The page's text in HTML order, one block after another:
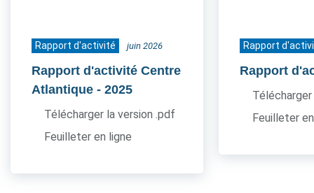
Rapport d'activité juin 2026
Rapport d'activité Centre
Atlantique - 2025
Télécharger la version .pdf
Feuilleter en ligne
Rapport
Rapport
Feuilleter